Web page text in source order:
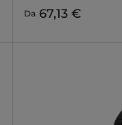
Da 67,13 €